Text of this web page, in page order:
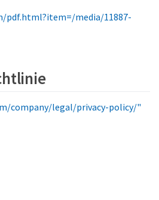
pdf.html?item=/media/11887-
company/legal/privacy-policy/"